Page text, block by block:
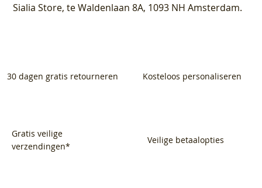
Sialia Store, te Waldenlaan 8A, 1093 NH Amsterdam.
30 dagen gratis retourneren Kosteloos personaliseren
Gratis veilige
verzendingen*
Veilige betaalopties